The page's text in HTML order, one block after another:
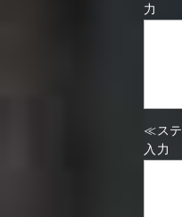
力
≪ステ
入力